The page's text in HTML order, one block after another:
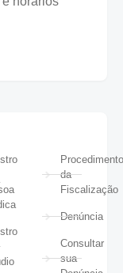
da
Fiscalização
Denúncia
Consultar
sua